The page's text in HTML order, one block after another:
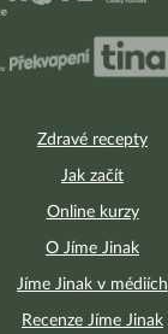
Zdravé recepty
Jak začít
Online kurzy
O Jíme Jinak
Jíme Jinak v médiích
Recenze Jíme Jinak